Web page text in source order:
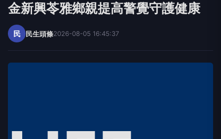
金新興苓雅鄉親提高警覺守護健康
民 民生頭條2026-08-05 16:45:37